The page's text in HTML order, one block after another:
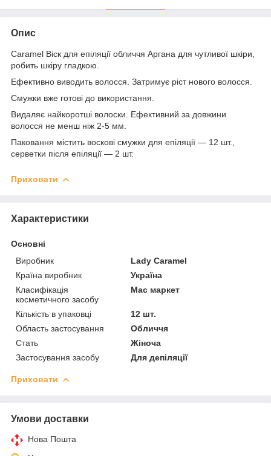
Опис
Caramel Віск для епіляції обличчя Аргана для чутливої шкіри,
робить шкіру гладкою.
Ефективно виводить волосся. Затримує ріст нового волосся.
Смужки вже готові до використання.
Видаляє найкоротші волоски. Ефективний за довжини
волосся не менш ніж 2-5 мм.
Паковання містить воскові смужки для епіляції — 12 шт.,
серветки після епіляції — 2 шт.
Приховати
Характеристики
Основні
Виробник
Lady Caramel
Країна виробник
Україна
Класифікація
косметичного засобу
Мас маркет
Кількість в упаковці
12 шт.
Область застосування
Обличчя
Стать
Жіноча
Застосування засобу
Для депіляції
Приховати
Умови доставки
Нова Пошта